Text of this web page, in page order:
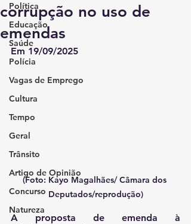
Política
Educação
Saúde
Polícia
Vagas de Emprego
Cultura
Tempo
Geral
Trânsito
Artigo de Opinião
Concurso
Natureza
corrupção no uso de
emendas
Em 19/09/2025
(Foto: Kayo Magalhães/ Câmara dos
Deputados/reprodução)
A proposta de emenda à